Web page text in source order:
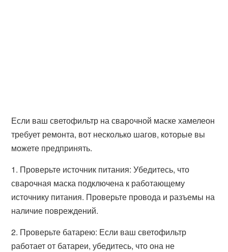
Если ваш светофильтр на сварочной маске хамелеон
требует ремонта, вот несколько шагов, которые вы
можете предпринять.
1. Проверьте источник питания: Убедитесь, что
сварочная маска подключена к работающему
источнику питания. Проверьте провода и разъемы на
наличие повреждений.
2. Проверьте батарею: Если ваш светофильтр
работает от батареи, убедитесь, что она не